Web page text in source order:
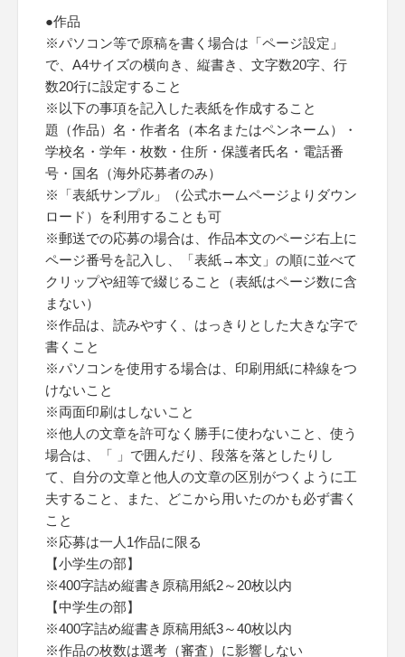
●作品
※パソコン等で原稿を書く場合は「ページ設定」
で、A4サイズの横向き、縦書き、文字数20字、行
数20行に設定すること
※以下の事項を記入した表紙を作成すること
題（作品）名・作者名（本名またはペンネーム）・
学校名・学年・枚数・住所・保護者氏名・電話番
号・国名（海外応募者のみ）
※「表紙サンプル」（公式ホームページよりダウン
ロード）を利用することも可
※郵送での応募の場合は、作品本文のページ右上に
ページ番号を記入し、「表紙→本文」の順に並べて
クリップや紐等で綴じること（表紙はページ数に含
まない）
※作品は、読みやすく、はっきりとした大きな字で
書くこと
※パソコンを使用する場合は、印刷用紙に枠線をつ
けないこと
※両面印刷はしないこと
※他人の文章を許可なく勝手に使わないこと、使う
場合は、「 」で囲んだり、段落を落としたりし
て、自分の文章と他人の文章の区別がつくように工
夫すること、また、どこから用いたのかも必ず書く
こと
※応募は一人1作品に限る
【小学生の部】
※400字詰め縦書き原稿用紙2～20枚以内
【中学生の部】
※400字詰め縦書き原稿用紙3～40枚以内
※作品の枚数は選考（審査）に影響しない